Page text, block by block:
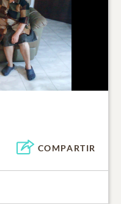
COMPARTIR